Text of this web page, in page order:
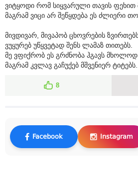
ვიტყოდი რომ სიყვარული თავის ფეხით
მაგრამ ვიცი არ შეწყდება ეს ძლიერი
მივდივარ, მივაპობ ცხოვრების
ვუყურებ უწყვეტად შენს ლამაზ თითებს.
მე ვფიქრობ ეს გრძნობა ჰგავს მხოლოდ
მაგრამ კვლავ გაჩუქებ მშვენიერ ტიტებს...
8
Facebook Instagram